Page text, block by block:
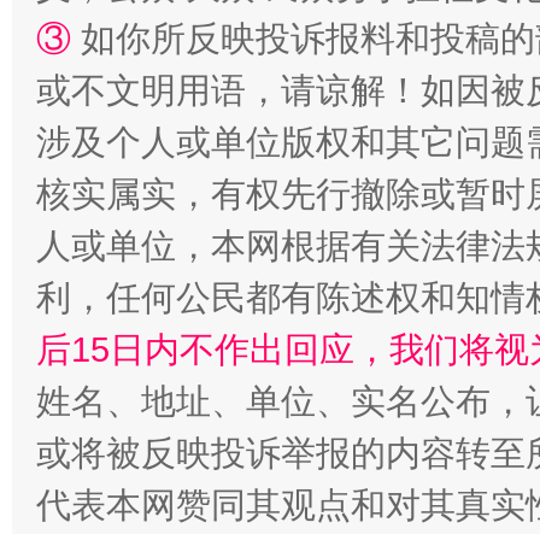
③ 如你所反映投诉报料和投稿
或不文明用语，请谅解！如因
涉及个人或单位版权和其它问题
核实属实，有权先行撤除或暂
人或单位，本网根据有关法律
利，任何公民都有陈述权和知情
后15日内不作出回应，我们将
姓名、地址、单位、实名公布
或将被反映投诉举报的内容转
代表本网赞同其观点和对其真实